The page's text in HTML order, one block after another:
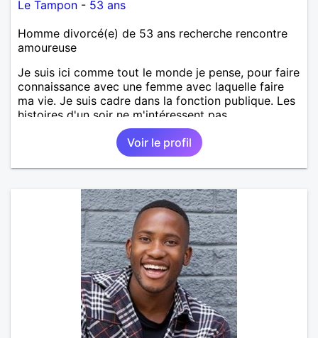
Le Tampon - 53 ans
Homme divorcé(e) de 53 ans recherche rencontre
amoureuse
Je suis ici comme tout le monde je pense, pour faire
connaissance avec une femme avec laquelle faire
ma vie. Je suis cadre dans la fonction publique. Les
histoires d'un soir ne m'intéressent pas.
Voir le profil